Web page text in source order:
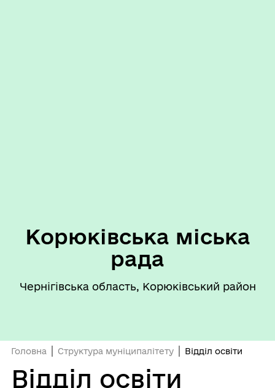
Корюківська міська
рада
Чернігівська область, Корюківський район
Головна Структура муніципалітету Відділ освіти
Відділ освіти